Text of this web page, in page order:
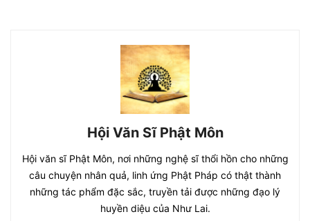
Hội Văn Sĩ Phật Môn
Hội văn sĩ Phật Môn, nơi những nghệ sĩ thổi hồn cho những
câu chuyện nhân quả, linh ứng Phật Pháp có thật thành
những tác phẩm đặc sắc, truyền tải được những đạo lý
huyền diệu của Như Lai.